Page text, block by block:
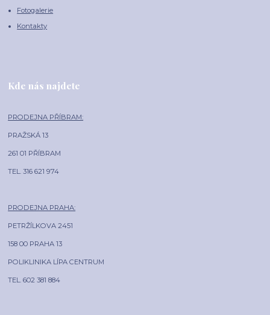
Fotogalerie
Kontakty
Kde nás najdete
PRODEJNA PŘÍBRAM:
PRAŽSKÁ 13
261 01 PŘÍBRAM
TEL. 316 621 974
PRODEJNA PRAHA:
PETRŽÍLKOVA 2451
158 00 PRAHA 13
POLIKLINIKA LÍPA CENTRUM
TEL. 602 381 884